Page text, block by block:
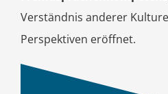
Verständnis anderer
Perspektiven eröffnet.